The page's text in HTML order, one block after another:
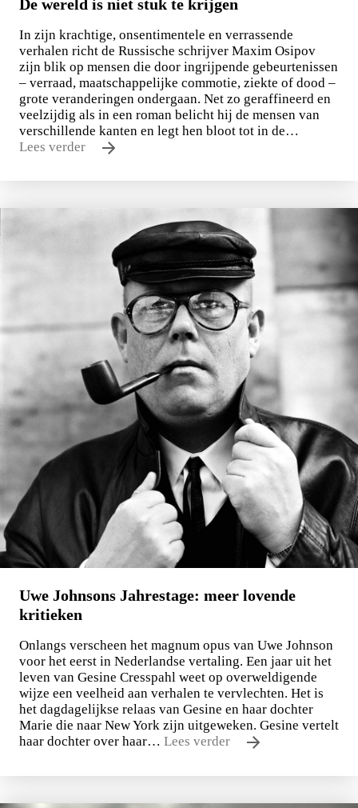
Maxim Osipov
De wereld is niet stuk te krijgen
€ 15,00
LEES MEER
De wereld is niet stuk te krijgen
In zijn krachtige, onsentimentele en verrassende
verhalen richt de Russische schrijver Maxim Osipov
zijn blik op mensen die door ingrijpende gebeurtenissen
– verraad, maatschappelijke commotie, ziekte of dood –
grote veranderingen ondergaan. Net zo geraffineerd en
veelzijdig als in een roman belicht hij de mensen van
verschillende kanten en legt hen bloot tot in de…
Lees verder
Uwe Johnsons Jahrestage: meer lovende
kritieken
Onlangs verscheen het magnum opus van Uwe Johnson
voor het eerst in Nederlandse vertaling. Een jaar uit het
leven van Gesine Cresspahl weet op overweldigende
wijze een veelheid aan verhalen te vervlechten. Het is
het dagdagelijkse relaas van Gesine en haar dochter
Marie die naar New York zijn uitgeweken. Gesine vertelt
haar dochter over haar… Lees verder